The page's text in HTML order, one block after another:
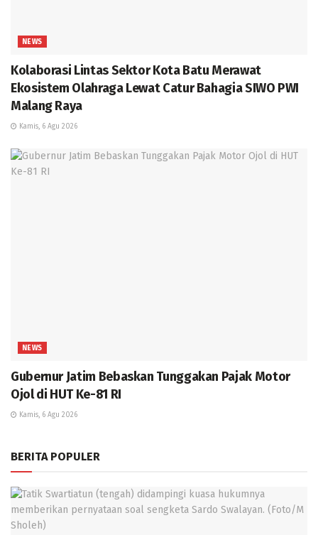
NEWS
Kolaborasi Lintas Sektor Kota Batu Merawat
Ekosistem Olahraga Lewat Catur Bahagia SIWO PWI
Malang Raya
Kamis, 6 Agu 2026
NEWS
Gubernur Jatim Bebaskan Tunggakan Pajak Motor
Ojol di HUT Ke-81 RI
Kamis, 6 Agu 2026
BERITA POPULER